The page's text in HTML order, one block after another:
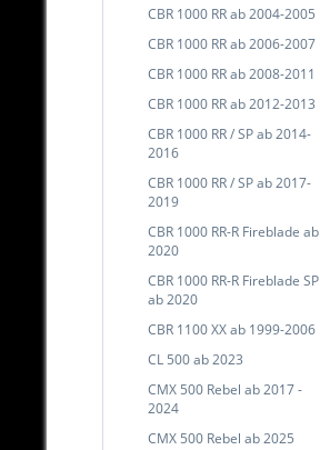
CBR 1000 RR ab 2004-2005
CBR 1000 RR ab 2006-2007
CBR 1000 RR ab 2008-2011
CBR 1000 RR ab 2012-2013
CBR 1000 RR / SP ab 2014-
2016
CBR 1000 RR / SP ab 2017-
2019
CBR 1000 RR-R Fireblade ab
2020
CBR 1000 RR-R Fireblade SP
ab 2020
CBR 1100 XX ab 1999-2006
CL 500 ab 2023
CMX 500 Rebel ab 2017 -
2024
CMX 500 Rebel ab 2025